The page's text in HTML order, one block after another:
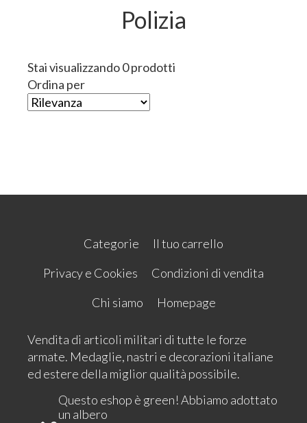
Polizia
Stai visualizzando 0 prodotti
Ordina per
Categorie
Il tuo carrello
Privacy e Cookies
Condizioni di vendita
Chi siamo
Homepage
Vendita di articoli militari di tutte le forze
armate. Medaglie, nastri e decorazioni italiane
ed estere della miglior qualità possibile.
Questo eshop è green! Abbiamo adottato
un albero